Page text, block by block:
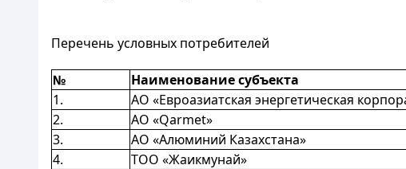
Перечень условных потребителей
№ Наименование субъекта
1.
АО «Евроазиатская энергетическая
2.
АО «Qarmet»
3.
АО «Алюминий Казахстана»
4.
ТОО «Жаикмунай»